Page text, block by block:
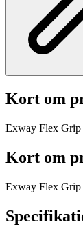
Kort om
Exway Flex Grip
Kort om
Exway Flex Grip